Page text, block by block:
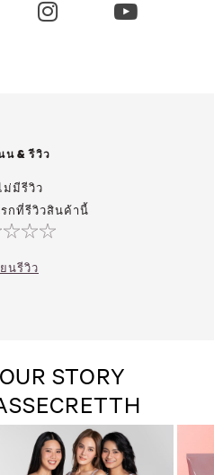
น & รีวิว
ม่มีรีวิว
กที่รีวิวสินค้านี้
นรีวิว
STORY